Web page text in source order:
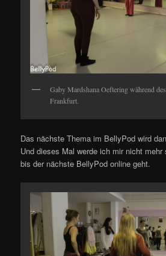
Gaby Mardshana Oeftering während
Frankfurt.
Das nächste Thema im BellyPod wird
Und dieses Mal werde ich mir nicht
bis der nächste BellyPod online geht.